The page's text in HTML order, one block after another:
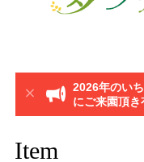
2026年のい
にご来園頂き
Item